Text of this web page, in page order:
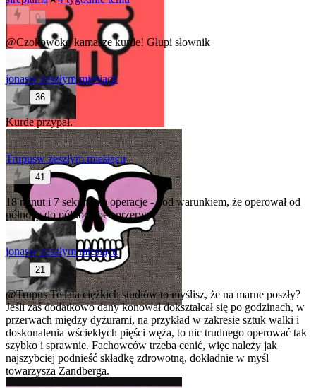
0
@Czokowoko kamasze kurde! Głupi słownik
jonasw zeszłym miesiącu
36
Kurde przypał.
Trupusw zeszłym miesiącu
41
18 minut i 7 sekund na operacje - pod warunkiem, że operował od
północy do północy bez przerwy
jonasw zeszłym miesiącu
21
@TrupusTe lata ciężkich studiów to myślisz, że na marne poszły?
Jeśli zaś dodatkowo dany konował dokształcał się po godzinach, w
przerwach między dyżurami, na przykład w zakresie sztuk walki i
doskonalenia wściekłych pięści węża, to nic trudnego operować tak
szybko i sprawnie. Fachowców trzeba cenić, więc należy jak
najszybciej podnieść składkę zdrowotną, dokładnie w myśl
towarzysza Zandberga.